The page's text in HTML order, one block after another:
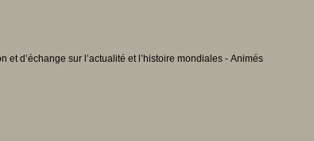
d’échange sur l’actualité et l’histoire mondiales - Animés